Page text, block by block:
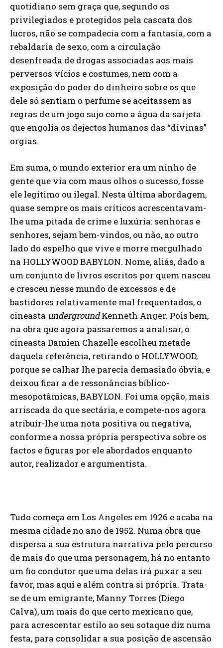
quotidiano sem graça que, segundo os
privilegiados e protegidos pela cascata dos
lucros, não se compadecia com a fantasia, com a
rebaldaria de sexo, com a circulação
desenfreada de drogas associadas aos mais
perversos vícios e costumes, nem com a
exposição do poder do dinheiro sobre os que
dele só sentiam o perfume se aceitassem as
regras de um jogo sujo como a água da sarjeta
que engolia os dejectos humanos das “divinas”
orgias.
Em suma, o mundo exterior era um ninho de
gente que via com maus olhos o sucesso, fosse
ele legítimo ou ilegal. Nesta última abordagem,
quase sempre os mais críticos acrescentavam-
lhe uma pitada de crime e luxúria: senhoras e
senhores, sejam bem-vindos, ou não, ao outro
lado do espelho que vive e morre mergulhado
na HOLLYWOOD BABYLON. Nome, aliás, dado a
um conjunto de livros escritos por quem nasceu
e cresceu nesse mundo de excessos e de
bastidores relativamente mal frequentados, o
cineasta undergroundKenneth Anger. Pois bem,
na obra que agora passaremos a analisar, o
cineasta Damien Chazelle escolheu metade
daquela referência, retirando o HOLLYWOOD,
porque se calhar lhe parecia demasiado óbvia, e
deixou ficar a de ressonâncias bíblico-
mesopotâmicas, BABYLON. Foi uma opção, mais
arriscada do que sectária, e compete-nos agora
atribuir-lhe uma nota positiva ou negativa,
conforme a nossa própria perspectiva sobre os
factos e figuras por ele abordados enquanto
autor, realizador e argumentista.
Tudo começa em Los Angeles em 1926 e acaba na
mesma cidade no ano de 1952. Numa obra que
dispersa a sua estrutura narrativa pelo percurso
de mais do que uma personagem, há no entanto
um fio condutor que uma delas irá puxar a seu
favor, mas aqui e além contra si própria. Trata-
se de um emigrante, Manny Torres (Diego
Calva), um mais do que certo mexicano que,
para acrescentar estilo ao seu sotaque diz numa
festa, para consolidar a sua posição de ascensão